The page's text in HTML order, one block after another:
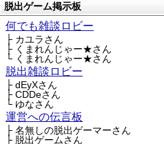
脱出ゲーム掲示板
何でも雑談ロビー
├ カユラさん
├ くまれんじゃー★さん
└ くまれんじゃー★さん
脱出雑談ロビー
├ dEyXさん
├ CDDeさん
└ ゆなさん
運営への伝言板
├ 名無しの脱出ゲーマーさん
├ 脱出ゲームさん